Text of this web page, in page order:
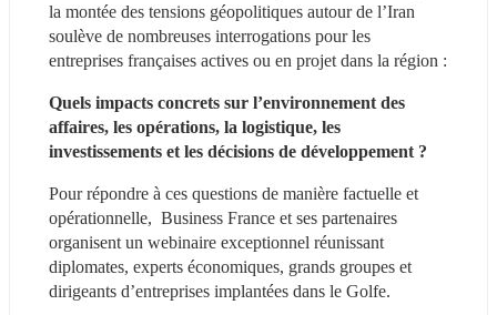
la montée des tensions géopolitiques autour de l’Iran
soulève de nombreuses interrogations pour les
entreprises françaises actives ou en projet dans la région :
Quels impacts concrets sur l’environnement des
affaires, les opérations, la logistique, les
investissements et les décisions de développement ?
Pour répondre à ces questions de manière factuelle et
opérationnelle,  Business France et ses partenaires
organisent un webinaire exceptionnel réunissant
diplomates, experts économiques, grands groupes et
dirigeants d’entreprises implantées dans le Golfe.